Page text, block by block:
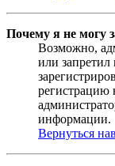
Почему я не могу
Возможно,
или
регистрацию
информации.
Вернуться